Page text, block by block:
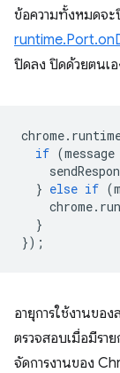
ข้อความทั้งหมดจะ
ปิดลง ปิดด้วยตนเอ
chrome.
if (message
} else if (
chrome.
}
});
อายุการใช้งานขอ
ตรวจสอบเมื่อมีรา
จัดการงานของ